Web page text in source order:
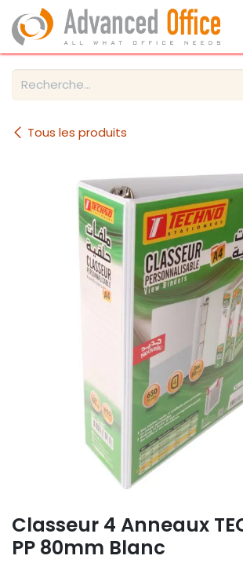
Se rendre au contenu
Tous les produits
Classeur 4 Anneaux
PP 80mm Blanc